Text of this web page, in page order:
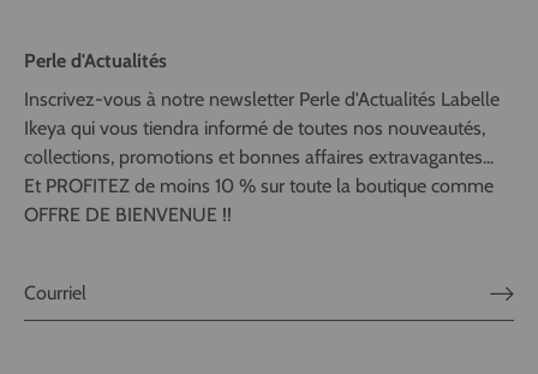
Perle d'Actualités
Inscrivez-vous à notre newsletter Perle d'Actualités Labelle
Ikeya qui vous tiendra informé de toutes nos nouveautés,
collections, promotions et bonnes affaires extravagantes...
Et PROFITEZ de moins 10 % sur toute la boutique comme
OFFRE DE BIENVENUE !!